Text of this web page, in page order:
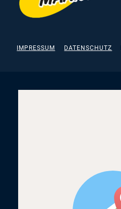
IMPRESSUM DATENSCHUTZ